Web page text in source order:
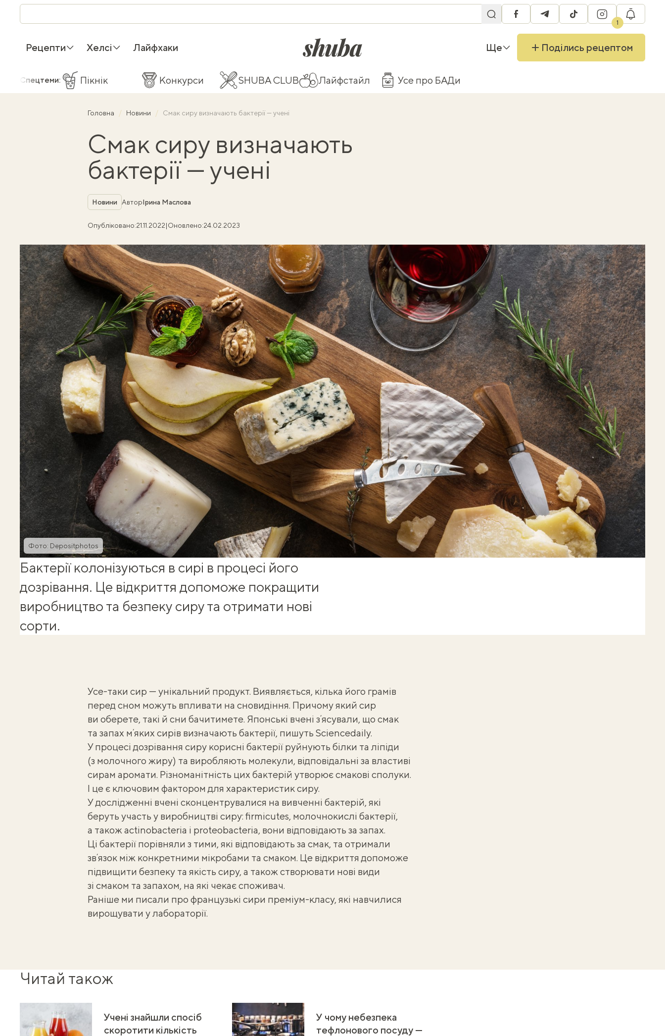
facebooktelegramtiktok instagram
1
Рецепти Хелсі Лайфхаки shuba.life Ще Поділись рецептом
Спецтеми: Пікнік Конкурси SHUBA CLUB Лайфстайл Усе про БАДи
Головна Новини Смак сиру визначають бактерії — учені
Смак сиру визначають
бактерії — учені
Рубрика
Новини АвторІрина Маслова
Опубліковано:21.11.2022|Оновлено:24.02.2023
Фото: Depositphotos
Бактерії колонізуються в сирі в процесі його
дозрівання. Це відкриття допоможе покращити
виробництво та безпеку сиру та отримати нові
сорти.
Усе-таки сир — унікальний продукт. Виявляється, кілька його грамів
перед сном можуть впливати на сновидіння. Причому який сир
ви оберете, такі й сни бачитимете. Японські вчені зʼясували, що смак
та запах мʼяких сирів визначають бактерії, пишуть Sciencedaily.
У процесі дозрівання сиру корисні бактерії руйнують білки та ліпіди
(з молочного жиру) та виробляють молекули, відповідальні за властиві
сирам аромати. Різноманітність цих бактерій утворює смакові сполуки.
І це є ключовим фактором для характеристик сиру.
У дослідженні вчені сконцентрувалися на вивченні бактерій, які
беруть участь у виробництві сиру: firmicutes, молочнокислі бактерії,
а також actinobacteria і proteobacteria, вони відповідають за запах.
Ці бактерії порівняли з тими, які відповідають за смак, та отримали
звʼязок між конкретними мікробами та смаком. Це відкриття допоможе
підвищити безпеку та якість сиру, а також створювати нові види
зі смаком та запахом, на які чекає споживач.
Раніше ми писали про французькі сири преміум-класу, які навчилися
вирощувати у лабораторії.
Читай також
Учені знайшли спосіб
скоротити кількість
У чому небезпека
тефлонового посуду —